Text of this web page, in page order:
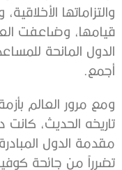
والتزاماتها
قيامها، وضاعفت
الدول المانحة
أجمع.
ومع مرور العالم
تاريخه الحديث،
مقدمة الدول